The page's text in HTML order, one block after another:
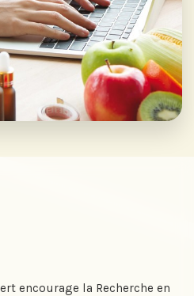
encourage la Recherche en